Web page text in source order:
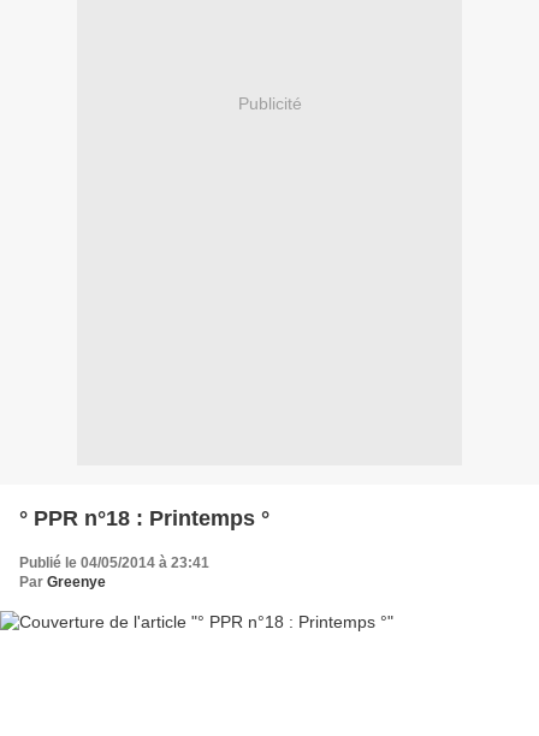
Publicité
° PPR n°18 : Printemps °
Publié le 04/05/2014 à 23:41
Par Greenye